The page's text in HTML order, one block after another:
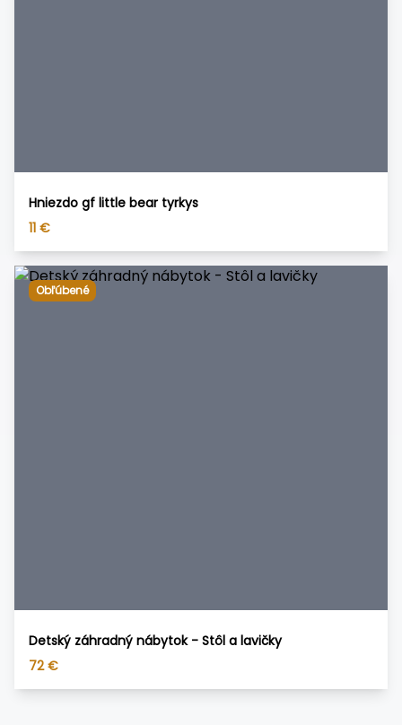
Hniezdo gf little bear tyrkys
11 €
Obľúbené
Detský záhradný nábytok - Stôl a lavičky
72 €